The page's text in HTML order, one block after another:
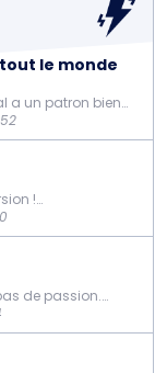
le monde
a un patron bien
les miettes
à la cloche.
avec 10 126
!
fin de saison
ou pour
de passion.
d'entraîneur, un
une écharpe
saison.